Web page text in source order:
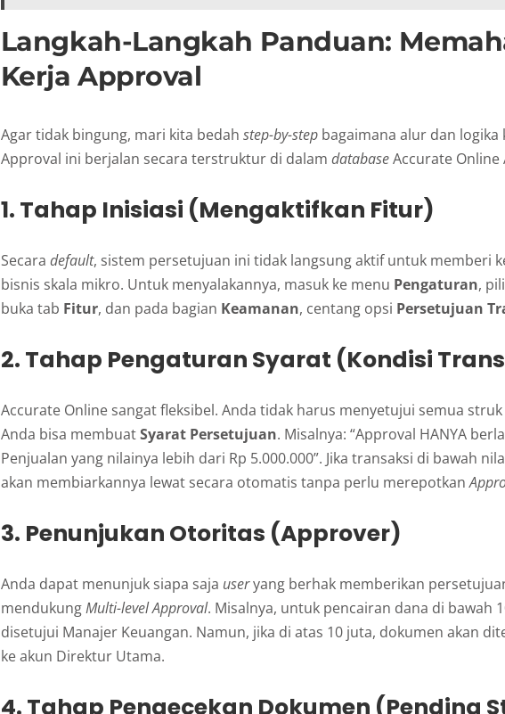
Langkah-Langkah Panduan:
Kerja Approval
Agar tidak bingung, mari kita bedah step-by-stepbagaimana alur dan logika
Approval ini berjalan secara terstruktur di dalam databaseAccurate Online
1. Tahap Inisiasi (Mengaktifkan Fitur)
Secara default, sistem persetujuan ini tidak langsung aktif untuk memberi
bisnis skala mikro. Untuk menyalakannya, masuk ke menu Pengaturan,
buka tab Fitur, dan pada bagian Keamanan, centang opsi Persetujuan
2. Tahap Pengaturan Syarat (Kondisi
Accurate Online sangat fleksibel. Anda tidak harus menyetujui semua
Anda bisa membuatSyarat Persetujuan. Misalnya: “Approval HANYA
Penjualan yang nilainya lebih dari Rp 5.000.000”. Jika transaksi di bawah
akan membiarkannya lewat secara otomatis tanpa perlu merepotkan
3. Penunjukan Otoritas (Approver)
Anda dapat menunjuk siapa saja useryang berhak memberikan
mendukungMulti-level Approval. Misalnya, untuk pencairan dana di bawah
disetujui Manajer Keuangan. Namun, jika di atas 10 juta, dokumen akan
ke akun Direktur Utama.
4. Tahap Pengecekan Dokumen (Pending